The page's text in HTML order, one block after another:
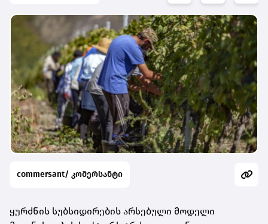
commersant/ კომერსანტი
ყურძნის სუბსიდირების არსებული მოდელი